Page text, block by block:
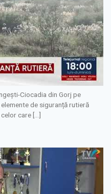
Ciocadia din Gorj pe
de siguranță rutieră
care […]